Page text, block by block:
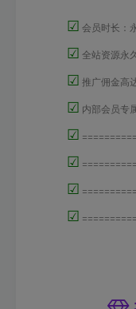
☑ 会员时长：
☑ 全站资源永
☑ 推广佣金高
☑ 内部会员专
☑
☑
☑
☑